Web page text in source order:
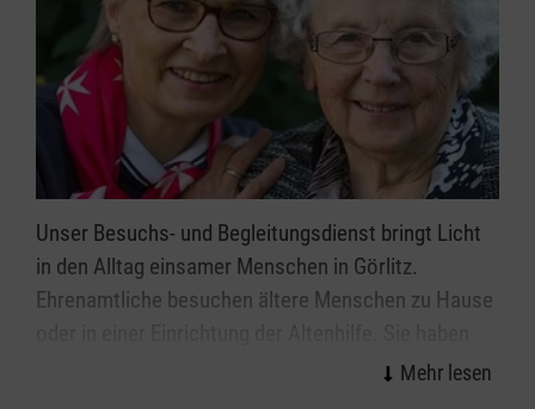
Unser Besuchs- und Begleitungsdienst bringt Licht
in den Alltag einsamer Menschen in Görlitz.
Ehrenamtliche besuchen ältere Menschen zu Hause